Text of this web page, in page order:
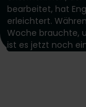
bearbeitet, hat
erleichtert.
Woche brauchte,
ist es jetzt noch